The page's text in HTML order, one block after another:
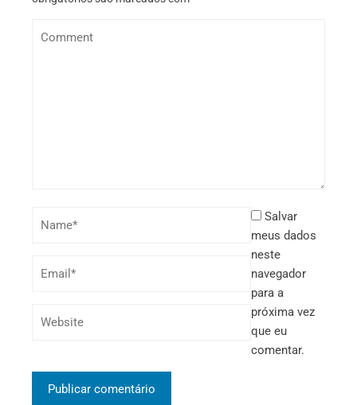
Salvar
meus dados
neste
navegador
para a
próxima vez
que eu
comentar.